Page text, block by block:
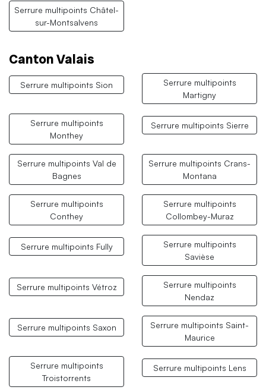
Serrure multipoints Châtel-
sur-Montsalvens
Canton Valais
Serrure multipoints Sion
Serrure multipoints
Martigny
Serrure multipoints
Monthey
Serrure multipoints Sierre
Serrure multipoints Val de
Bagnes
Serrure multipoints Crans-
Montana
Serrure multipoints
Conthey
Serrure multipoints
Collombey-Muraz
Serrure multipoints Fully
Serrure multipoints
Savièse
Serrure multipoints Vétroz
Serrure multipoints
Nendaz
Serrure multipoints Saxon
Serrure multipoints Saint-
Maurice
Serrure multipoints
Troistorrents
Serrure multipoints Lens